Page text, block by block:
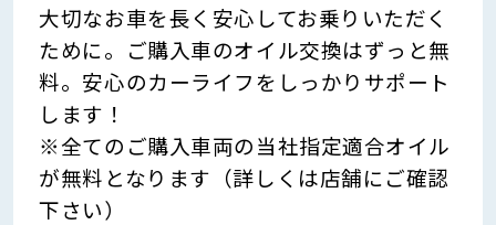
大切なお車を長く安心してお乗りいただく
ために。ご購入車のオイル交換はずっと無
料。安心のカーライフをしっかりサポート
します！
※全てのご購入車両の当社指定適合オイル
が無料となります（詳しくは店舗にご確認
下さい）